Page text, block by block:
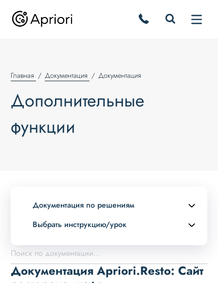
Главная Документация Документация
Дополнительные
функции
Документация по решениям
Выбрать инструкцию/урок
Описание курса
Возможности
Примеры страниц
Документация Apriori.Resto: Сайт